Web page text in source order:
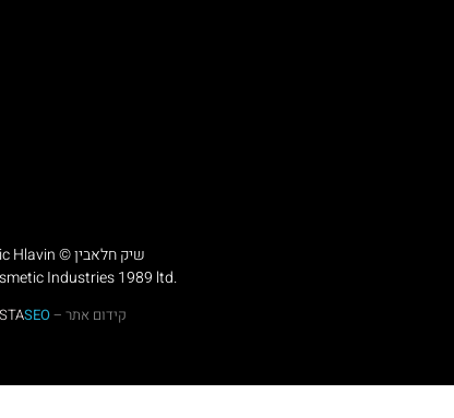
Chic Hlavin © שיק חלאבין
Industries 1989 ltd.
קידום אתר – STASEO